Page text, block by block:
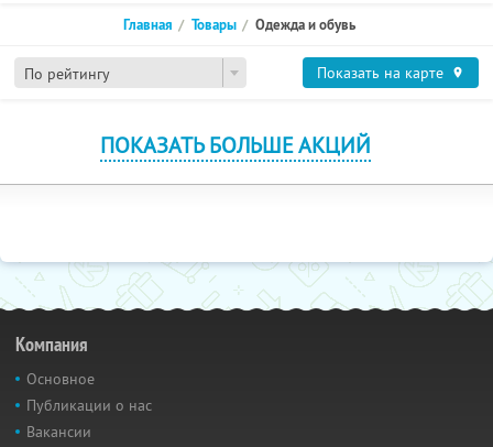
По рейтингу
Главная Товары Одежда и обувь
Показать на карте
ПОКАЗАТЬ БОЛЬШЕ АКЦИЙ
Компания
Основное
Публикации о нас
Вакансии